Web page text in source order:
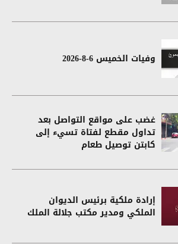
وفيات الخميس 6-8-2026
غضب على مواقع التواصل بعد
تداول مقطع لفتاة تسيء إلى
كابتن توصيل طعام
إرادة ملكية برئيس الديوان
الملكي ومدير مكتب جلالة الملك